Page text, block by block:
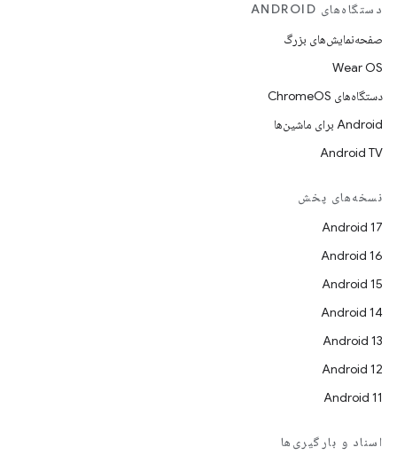
دستگاه‌های ANDROID
صفحه‌نمایش‌های بزرگ
Wear OS
دستگاه‌های ChromeOS
Android برای ماشین‌ها
Android TV
نسخه‌های پخش
Android 17
Android 16
Android 15
Android 14
Android 13
Android 12
Android 11
اسناد و بارگیری‌ها